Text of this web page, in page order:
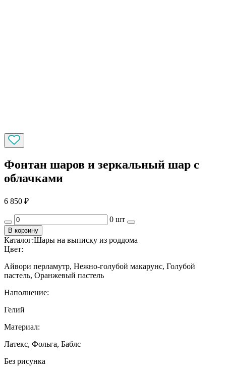
Фонтан шаров и зеркальный шар с
облачками
6 850 ₽
0 шт
В корзину
Каталог:Шары на выписку из роддома
Цвет:
Айвори перламутр, Нежно-голубой макарунс, Голубой
пастель, Оранжевый пастель
Наполнение:
Гелий
Материал:
Латекс, Фольга, Баблс
Без рисунка